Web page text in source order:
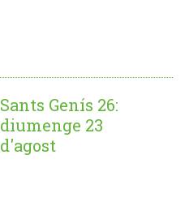
Sants Genís 26:
diumenge 23
d'agost